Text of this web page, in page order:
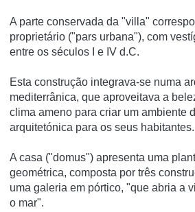
A parte conservada da "villa"
proprietário ("pars urbana"), com
entre os séculos I e IV d.C.
Esta construção integrava-se numa
mediterrânica, que aproveitava a
clima ameno para criar um ambiente
arquitetónica para os seus habitantes.
A casa ("domus") apresenta uma
geométrica, composta por três
uma galeria em pórtico, "que abria a
o mar".